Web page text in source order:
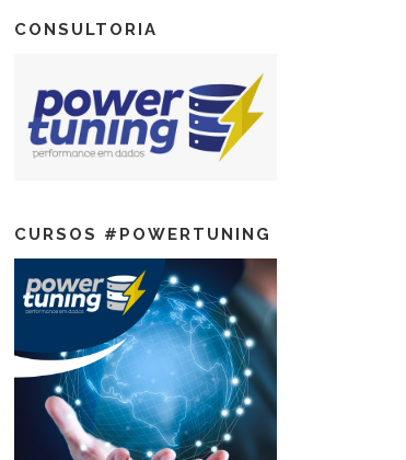
CONSULTORIA
CURSOS #POWERTUNING